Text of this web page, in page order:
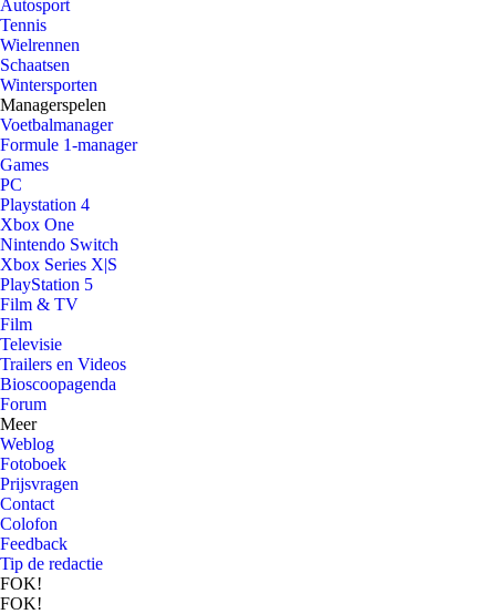
Autosport
Tennis
Wielrennen
Schaatsen
Wintersporten
Managerspelen
Voetbalmanager
Formule 1-manager
Games
PC
Playstation 4
Xbox One
Nintendo Switch
Xbox Series X|S
PlayStation 5
Film & TV
Film
Televisie
Trailers en Videos
Bioscoopagenda
Forum
Meer
Weblog
Fotoboek
Prijsvragen
Contact
Colofon
Feedback
Tip de redactie
FOK!
FOK!